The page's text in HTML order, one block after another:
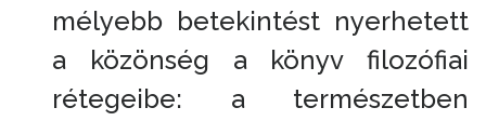
mélyebb betekintést nyerhetett
a közönség a könyv filozófiai
rétegeibe: a természetben